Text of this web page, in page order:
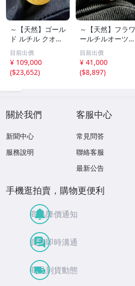
～【天然】ゴール
ド ルチル クオー
ツ 丸玉 18.2mm
8.5g
目前出價
¥ 109,000
($23,652)
～【天然】フラワ
ールチルオーツ
丸玉 10.5mm 1.6
g
目前出價
¥ 41,000
($8,897)
關於我們
新聞中心
服務說明
客服中心
常見問答
聯絡客服
最新公告
手機逛拍賣，購物更便利
商品降價通知
買賣即時溝通
商品到貨動態